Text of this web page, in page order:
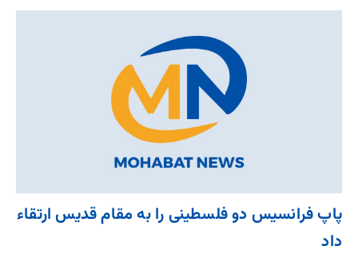
پاپ فرانسیس دو فلسطینی را به مقام قدیس ارتقاء
داد